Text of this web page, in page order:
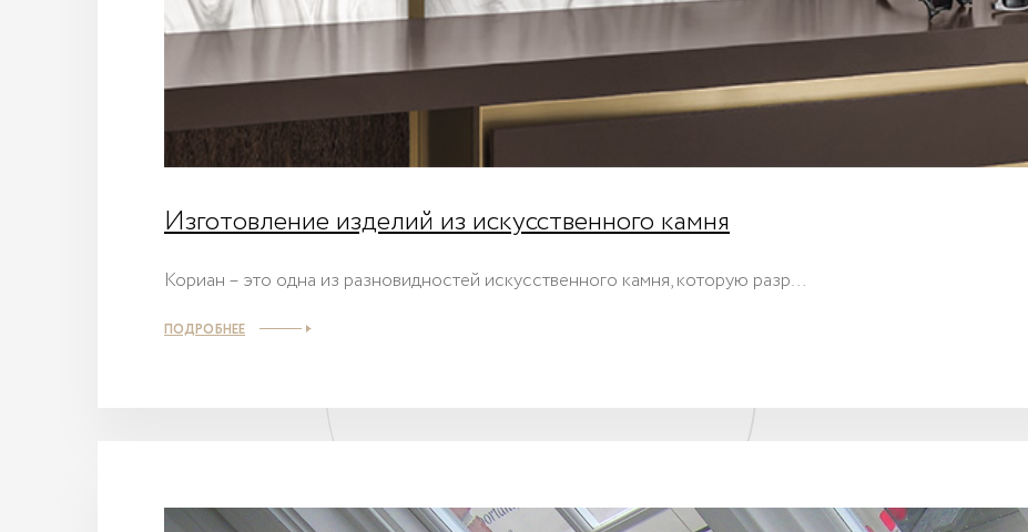
Изготовление изделий из искусственного камня
Кориан – это одна из разновидностей искусственного камня, которую разр…
ПОДРОБНЕЕ